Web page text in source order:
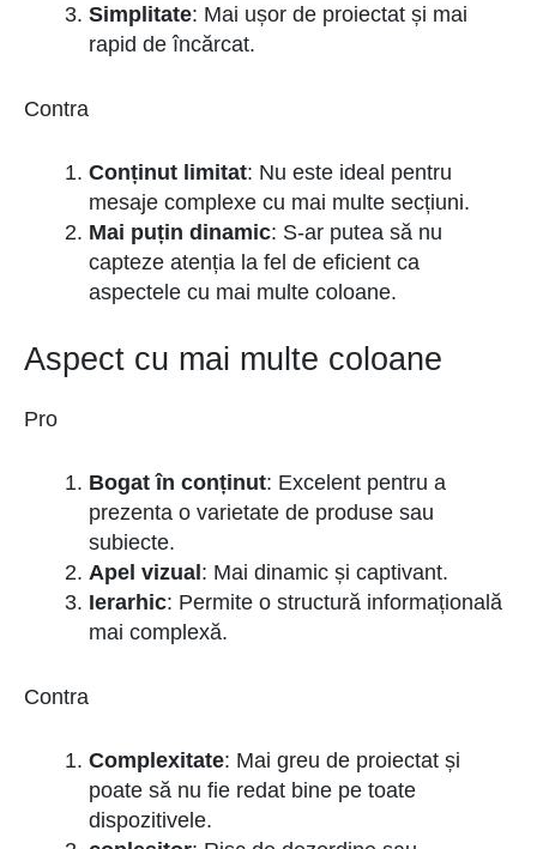
Simplitate: Mai ușor de proiectat și mai
rapid de încărcat.
Contra
Conținut limitat: Nu este ideal pentru
mesaje complexe cu mai multe secțiuni.
Mai puțin dinamic: S-ar putea să nu
capteze atenția la fel de eficient ca
aspectele cu mai multe coloane.
Aspect cu mai multe coloane
Pro
Bogat în conținut: Excelent pentru a
prezenta o varietate de produse sau
subiecte.
Apel vizual: Mai dinamic și captivant.
Ierarhic: Permite o structură informațională
mai complexă.
Contra
Complexitate: Mai greu de proiectat și
poate să nu fie redat bine pe toate
dispozitivele.